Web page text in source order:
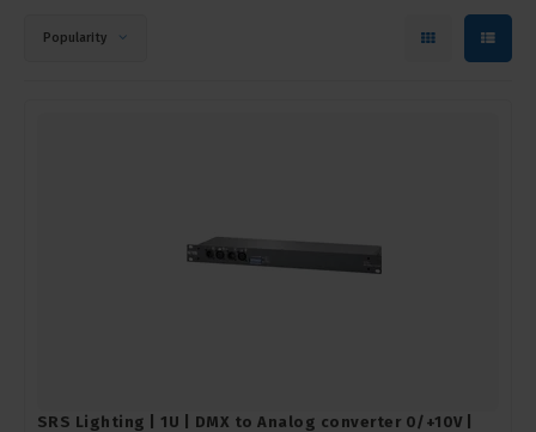
Popularity
SRS Lighting | 1U | DMX to Analog converter 0/+10V |